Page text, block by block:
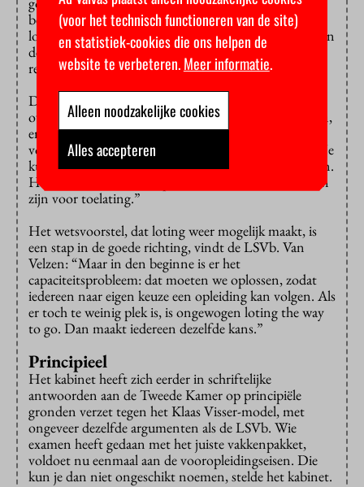
beetje onhandig als die groep dan toch mee gaat
loten.” En in de middengroep wordt de kans op bias in
de selectie kleiner. Zo kom je tot de meest
rechtvaardige toelating, meent het ISO.
De Landelijke Studentenvakbond denkt er anders
over. “Wij geloven niet in goede of slechte kandidaten,
en het is kwalijk om in die hoek te denken”, zegt
voorzitter Joram van Velzen. “Talent is zo subjectief. Je
kunt niet vooraf bepalen of iemand succesvol gaat zijn.
Het middelbareschooldiploma zou voldoende moeten
zijn voor toelating.”
Het wetsvoorstel, dat loting weer mogelijk maakt, is
een stap in de goede richting, vindt de LSVb. Van
Velzen: “Maar in den beginne is er het
capaciteitsprobleem: dat moeten we oplossen, zodat
iedereen naar eigen keuze een opleiding kan volgen. Als
er toch te weinig plek is, is ongewogen loting the way
to go. Dan maakt iedereen dezelfde kans.”
Principieel
Het kabinet heeft zich eerder in schriftelijke
antwoorden aan de Tweede Kamer op principiële
gronden verzet tegen het Klaas Visser-model, met
ongeveer dezelfde argumenten als de LSVb. Wie
examen heeft gedaan met het juiste vakkenpakket,
voldoet nu eenmaal aan de vooropleidingseisen. Die
kun je dan niet ongeschikt noemen, stelde het kabinet.
(voor het technisch functioneren van de site)
en statistiek-cookies die ons helpen de
website te verbeteren.Meer informatie.
Alleen noodzakelijke cookies
Alles accepteren